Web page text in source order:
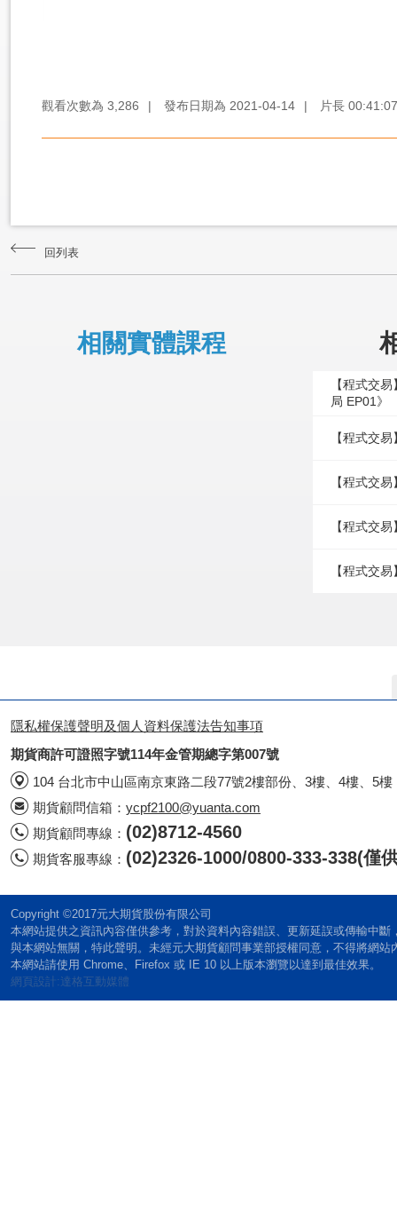
觀看次數為 3,286 | 發布日期為 2021-04-14 | 片長 00:41:07
回列表
相關實體課程
【程式交
局 EP01》
【程式交
【程式交
【程式交
【程式交
隱私權保護聲明及個人資料保護法告知事項
期貨商許可證照字號114年金管期總字第007號
104 台北市中山區南京東路二段77號2樓部份、3樓、4樓、5樓
期貨顧問信箱： ycpf2100@yuanta.com
期貨顧問專線： (02)8712-4560
期貨客服專線： (02)2326-1000/0800-333-338(僅
Copyright ©2017元大期貨股份有限公司
本網站提供之資訊內容僅供參考，對於資料內容錯誤、更新延誤或傳輸中
與本網站無關，特此聲明。未經元大期貨顧問事業部授權同意，不得將網站
本網站請使用 Chrome、Firefox 或 IE 10 以上版本瀏覽以達到最佳效果。
網頁設計:達格互動媒體